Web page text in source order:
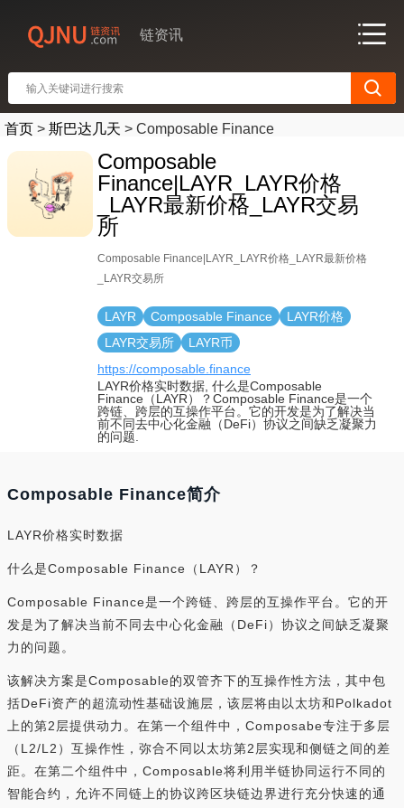
链资讯
首页 > 斯巴达几天 > Composable Finance
Composable
Finance|LAYR_LAYR价格
_LAYR最新价格_LAYR交易
所
Composable Finance|LAYR_LAYR价格_LAYR最新价格
_LAYR交易所
LAYR Composable Finance
LAYR价格
LAYR交易所
LAYR币
https://composable.finance
LAYR价格实时数据, 什么是Composable
Finance（LAYR）？Composable Finance是一个
跨链、跨层的互操作平台。它的开发是为了解决当
前不同去中心化金融（DeFi）协议之间缺乏凝聚力
的问题.
Composable Finance简介
LAYR价格实时数据
什么是Composable Finance（LAYR）？
Composable Finance是一个跨链、跨层的互操作平台。它的开
发是为了解决当前不同去中心化金融（DeFi）协议之间缺乏凝聚
力的问题。
该解决方案是Composable的双管齐下的互操作性方法，其中包
括DeFi资产的超流动性基础设施层，该层将由以太坊和Polkadot
上的第2层提供动力。在第一个组件中，Composabe专注于多层
（L2/L2）互操作性，弥合不同以太坊第2层实现和侧链之间的差
距。在第二个组件中，Composable将利用半链协同运行不同的
智能合约，允许不同链上的协议跨区块链边界进行充分快速的通